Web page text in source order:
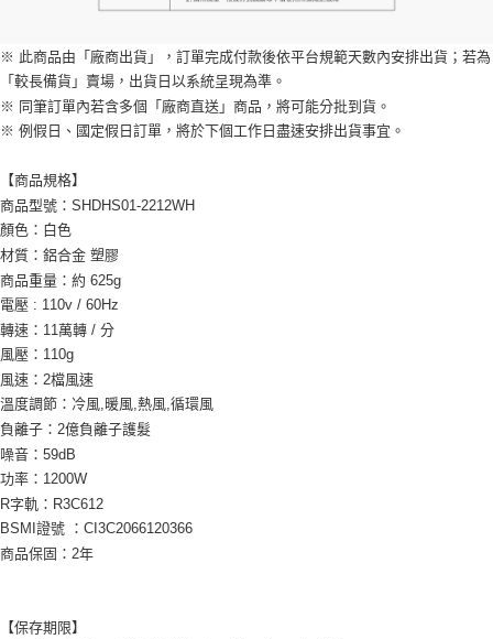
※ 此商品由「廠商出貨」，訂單完成付款後依平台規範天數內安排出貨；若為
「較長備貨」賣場，出貨日以系統呈現為準。
※ 同筆訂單內若含多個「廠商直送」商品，將可能分批到貨。
※ 例假日、國定假日訂單，將於下個工作日盡速安排出貨事宜。
【商品規格】
商品型號： SHDHS01-2212WH
顏色：白色
材質：鋁合金 塑膠
商品重量：約 625g
電壓 : 110v / 60Hz
轉速：11萬轉 / 分
風壓：110g
風速：2檔風速
溫度調節：冷風,暖風,熱風,循環風
負離子：2億負離子護髮
噪音：59dB
功率：1200W
R字軌：R3C612
BSMI證號 ：CI3C2066120366
商品保固：2年
【保存期限】